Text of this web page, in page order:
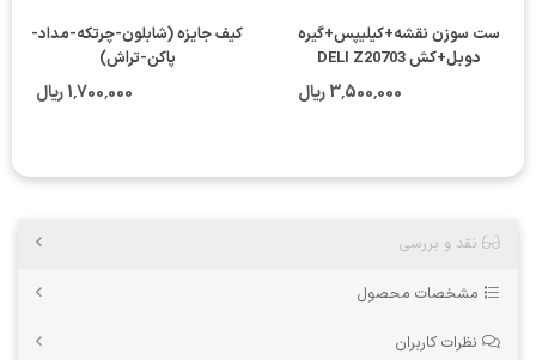
ست سوزن نقشه+کیلیپس+گیره
دوبل+کش DELI Z20703
3٬500٬000 ریال
کیف جایزه (شابلون-چرتکه-مداد-
پاکن-تراش)
1٬700٬000 ریال
نقد و بررسی
مشخصات محصول
نظرات کاربران